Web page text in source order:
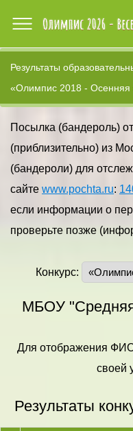
Результаты
«Олимпис 2018 - Осенняя
Посылка (бандероль)
(приблизительно) из
(бандероли) для
сайте www.pochta.ru:
если информации о
проверьте позже
Конкурс:
МБОУ
Для отображения ФИО
своей
Результаты